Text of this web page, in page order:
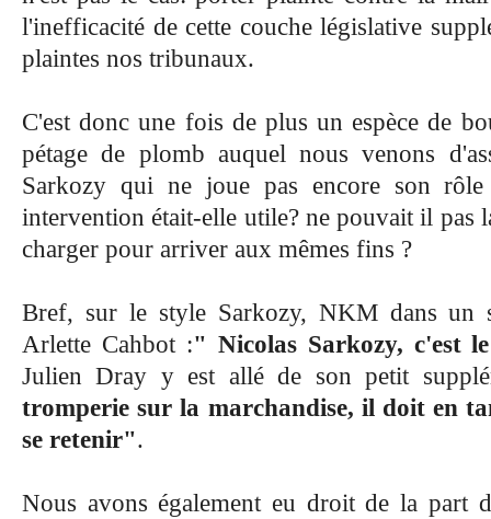
l'inefficacité de cette couche législative
plaintes nos tribunaux.
C'est donc une fois de plus un espèce de
pétage de plomb auquel nous venons
Sarkozy qui ne joue pas encore son
intervention était-elle utile? ne pouvait il pas
charger pour arriver aux mêmes fins ?
Bref, sur le style Sarkozy, NKM dans un
Arlette Cahbot :" Nicolas Sarkozy, c'est
Julien Dray y est allé de son petit
tromperie sur la marchandise, il doit en
se retenir".
Nous avons également eu droit de la part